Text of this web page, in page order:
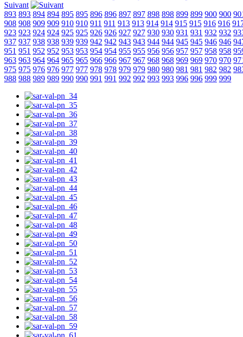
Suivant
893 893 894 894 895 895 896 896 897 897 898 898 899 899 900 900
908 908 909 909 910 910 911 911 913 913 914 914 915 915 916 916
923 923 924 924 925 925 926 926 927 927 930 930 931 931 932 932
937 937 938 938 939 939 942 942 943 943 944 944 945 945 946 946
951 951 952 952 953 953 954 954 955 955 956 956 957 957 958 958
963 963 964 964 965 965 966 966 967 967 968 968 969 969 970 970
975 975 976 976 977 977 978 978 979 979 980 980 981 981 982 982
988 988 989 989 990 990 991 991 992 992 993 993 996 996 999 999